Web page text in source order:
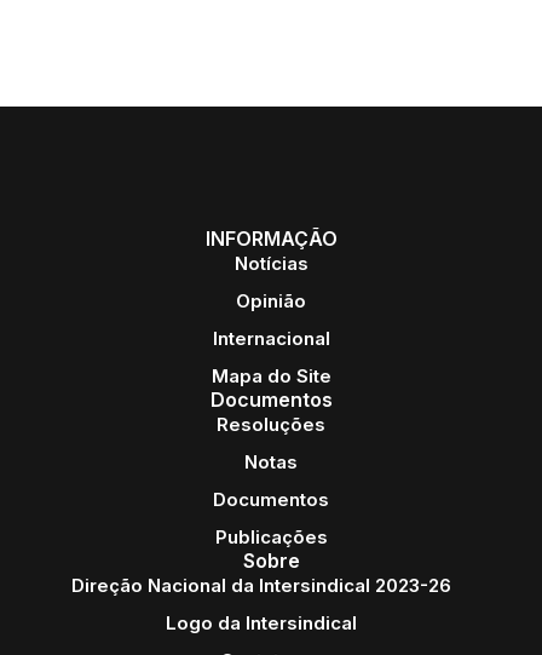
INFORMAÇÃO
Notícias
Opinião
Internacional
Mapa do Site
Documentos
Resoluções
Notas
Documentos
Publicações
Sobre
Direção Nacional da Intersindical 2023-26
Logo da Intersindical